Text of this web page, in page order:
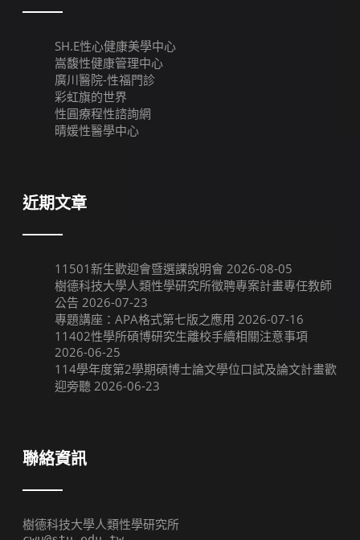
SH.E性心健康美學中心
嵩馥性健康管理中心
廣川醫院-性福門診
彩虹旗的世界
性圓療程性諮詢網
晴媛性醫學中心
近期文章
11501新生歡迎會暨選課說明會 2026-08-05
樹德科技大學人類性學研究所徵聘專案計畫專任教師
公告 2026-07-23
專題講座：APA格式第七版之應用 2026-07-16
11402性學所碩博研究生離校手續相關注意事項
2026-06-25
114學年度第2學期碩博士論文學位口試及論文計畫歡
迎旁聽 2026-06-23
聯絡資訊
樹德科技大學人類性學研究所